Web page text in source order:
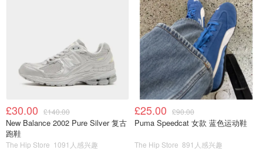
£30.00 £140.00
New Balance 2002 Pure Silver 复古
跑鞋
The Hip Store 1091人感兴趣
£25.00 £90.00
Puma Speedcat 女款 蓝色运动鞋
The Hip Store 891人感兴趣